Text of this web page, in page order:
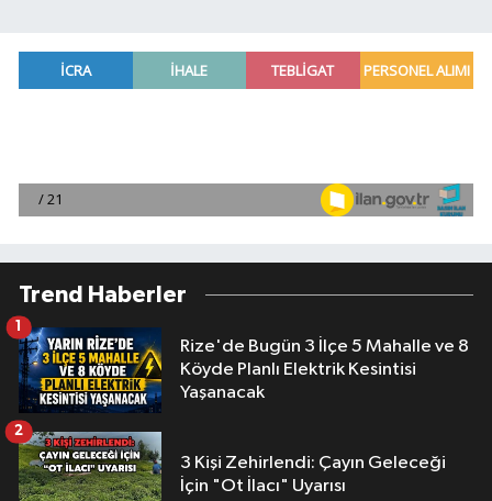
Trend Haberler
Rize'de Bugün 3 İlçe 5 Mahalle ve 8
Köyde Planlı Elektrik Kesintisi
Yaşanacak
1
3 Kişi Zehirlendi: Çayın Geleceği
İçin "Ot İlacı" Uyarısı
2